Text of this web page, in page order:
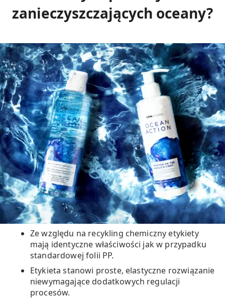
zanieczyszczających oceany?
Ze względu na recykling chemiczny etykiety
mają identyczne właściwości jak w przypadku
standardowej folii PP.
Etykieta stanowi proste, elastyczne rozwiązanie
niewymagające dodatkowych regulacji
procesów.